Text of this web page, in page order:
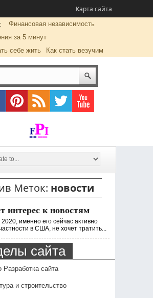
Карта сайта
Финансовая независимость
за 5 минут
себе жить
Как стать везучим
Меток: новости
интерес к новостям
именно его сейчас активно
в США, не хочет тратить...
сайта
Разработка сайта
и строительство